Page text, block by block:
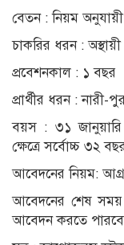
বেতন : নিয়ম অনুযায়ী
চাকরির ধরন : অস্থায়ী
প্রবেশনকাল : ১ বছর
প্রার্থীর ধরন : নারী-
বয়স : ৩১ জানুয়ারি
ক্ষেত্রে সর্বোচ্চ ৩২
আবেদনের নিয়ম:
আবেদনের শেষ সময় :
আবেদন করতে